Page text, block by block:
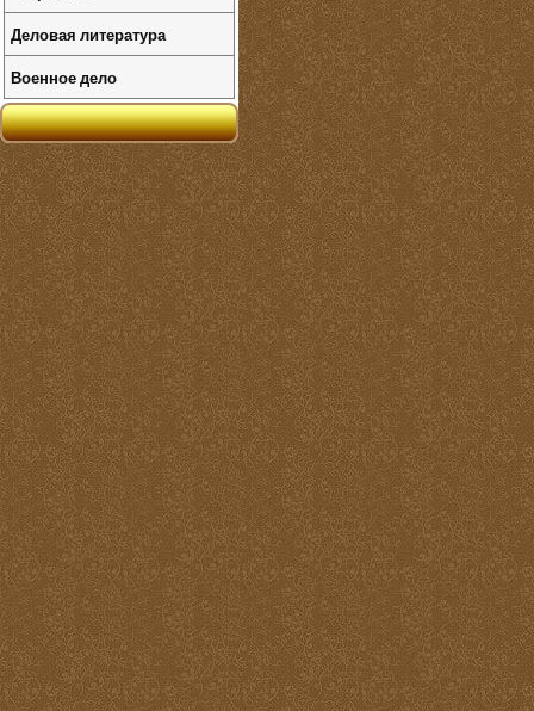
Деловая литература
Военное дело